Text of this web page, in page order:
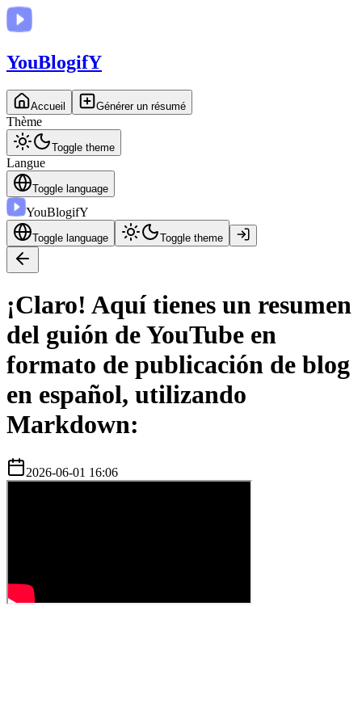
YouBlogifY
Accueil Générer un résumé
Thème
Toggle theme
Langue
Toggle language
YouBlogifY
Toggle language Toggle theme
¡Claro! Aquí tienes un resumen
del guión de YouTube en
formato de publicación de blog
en español, utilizando
Markdown:
2026-06-01 16:06